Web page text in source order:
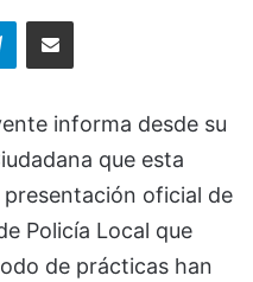
TelegramCompartir via Email
informa desde su
que esta
oficial de
Policía Local que
de prácticas han